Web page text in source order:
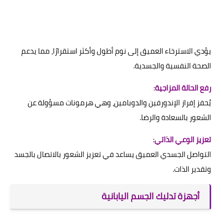
يؤدي الاسترخاء العميق إلى نوم أطول وأكثر استقرارًا، مما يدعم
الصحة النفسية والجسدية.
رفع الحالة المزاجية:
يُحفز إفراز الإندورفين والدوبامين، وهي هرمونات مسؤولة عن
الشعور بالسعادة والرضا.
تعزيز الوعي الذاتي:
التواصل الجسدي العميق يساعد في تعزيز الشعور بالاتصال بالجسد
وتقدير الذات.
أجهزة تدليك الجسم اليابانية